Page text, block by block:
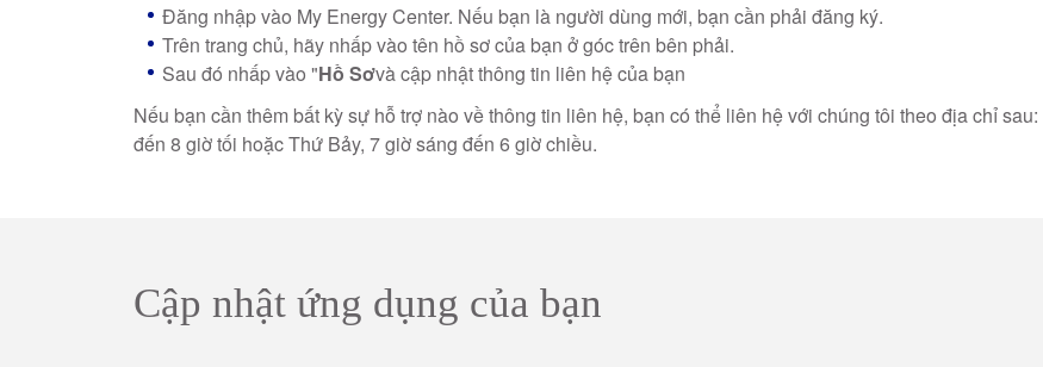
Đăng nhập vào My Energy Center. Nếu bạn là người dùng mới, bạn cần phải đăng ký.
Trên trang chủ, hãy nhấp vào tên hồ sơ của bạn ở góc trên bên phải.
Sau đó nhấp vào "Hồ Sơvà cập nhật thông tin liên hệ của bạn
Nếu bạn cần thêm bất kỳ sự hỗ trợ nào về thông tin liên hệ, bạn có thể liên hệ với chúng tôi theo địa chỉ sau:
đến 8 giờ tối hoặc Thứ Bảy, 7 giờ sáng đến 6 giờ chiều.
Cập nhật ứng dụng của bạn